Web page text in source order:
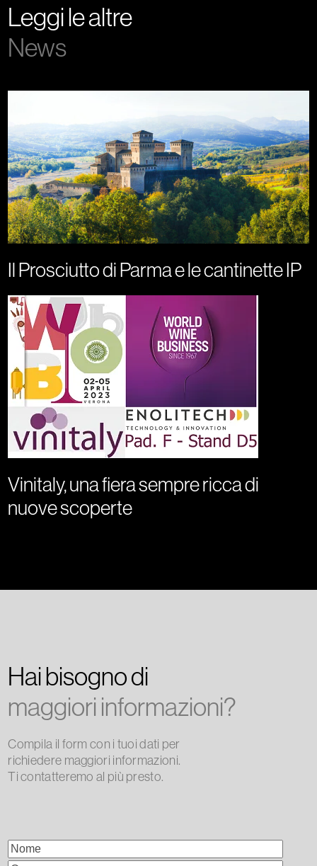
Leggi le altre
News
Il Prosciutto di Parma e le cantinette IP
Vinitaly, una fiera sempre ricca di
nuove scoperte
Hai bisogno di
maggiori informazioni?
Compila il form con i tuoi dati per
richiedere maggiori informazioni.
Ti contatteremo al più presto.